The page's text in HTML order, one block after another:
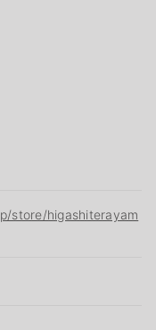
store/higashiterayam